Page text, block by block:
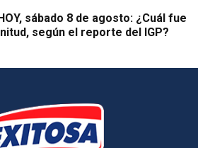
sábado 8 de agosto: ¿Cuál fue
según el reporte del IGP?